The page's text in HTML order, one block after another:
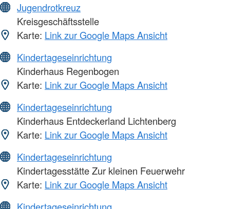
Jugendrotkreuz
Kreisgeschäftsstelle
Karte: Link zur Google Maps Ansicht
Kindertageseinrichtung
Kinderhaus Regenbogen
Karte: Link zur Google Maps Ansicht
Kindertageseinrichtung
Kinderhaus Entdeckerland Lichtenberg
Karte: Link zur Google Maps Ansicht
Kindertageseinrichtung
Kindertagesstätte Zur kleinen Feuerwehr
Karte: Link zur Google Maps Ansicht